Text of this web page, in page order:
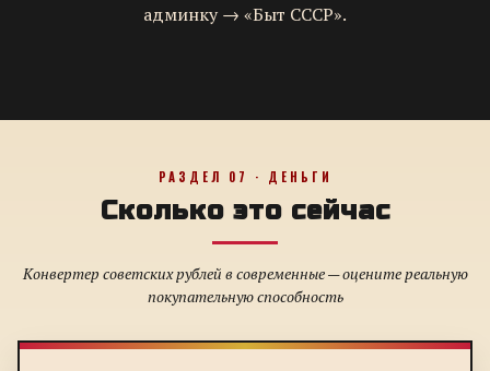
админку → «Быт СССР».
РАЗДЕЛ 07 · ДЕНЬГИ
Сколько это сейчас
Конвертер советских рублей в современные — оцените реальную
покупательную способность